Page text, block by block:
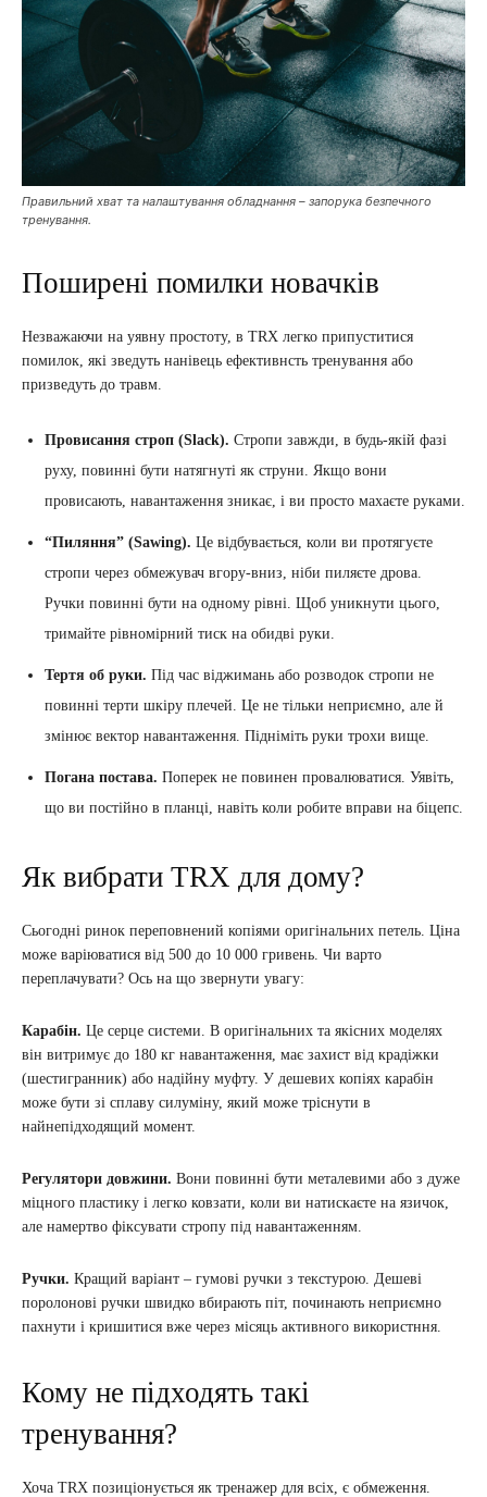
Правильний хват та налаштування обладнання – запорука безпечного
тренування.
Поширені помилки новачків
Незважаючи на уявну простоту, в TRX легко припуститися
помилок, які зведуть нанівець ефективнсть тренування або
призведуть до травм.
Провисання строп (Slack). Стропи завжди, в будь-якій фазі
руху, повинні бути натягнуті як струни. Якщо вони
провисають, навантаження зникає, і ви просто махаєте руками.
“Пиляння” (Sawing). Це відбувається, коли ви протягуєте
стропи через обмежувач вгору-вниз, ніби пиляєте дрова.
Ручки повинні бути на одному рівні. Щоб уникнути цього,
тримайте рівномірний тиск на обидві руки.
Тертя об руки. Під час віджимань або розводок стропи не
повинні терти шкіру плечей. Це не тільки неприємно, але й
змінює вектор навантаження. Підніміть руки трохи вище.
Погана постава. Поперек не повинен провалюватися. Уявіть,
що ви постійно в планці, навіть коли робите вправи на біцепс.
Як вибрати TRX для дому?
Сьогодні ринок переповнений копіями оригінальних петель. Ціна
може варіюватися від 500 до 10 000 гривень. Чи варто
переплачувати? Ось на що звернути увагу:
Карабін. Це серце системи. В оригінальних та якісних моделях
він витримує до 180 кг навантаження, має захист від крадіжки
(шестигранник) або надійну муфту. У дешевих копіях карабін
може бути зі сплаву силуміну, який може тріснути в
найнепідходящий момент.
Регулятори довжини. Вони повинні бути металевими або з дуже
міцного пластику і легко ковзати, коли ви натискаєте на язичок,
але намертво фіксувати стропу під навантаженням.
Ручки. Кращий варіант – гумові ручки з текстурою. Дешеві
поролонові ручки швидко вбирають піт, починають неприємно
пахнути і кришитися вже через місяць активного використння.
Кому не підходять такі
тренування?
Хоча TRX позиціонується як тренажер для всіх, є обмеження.